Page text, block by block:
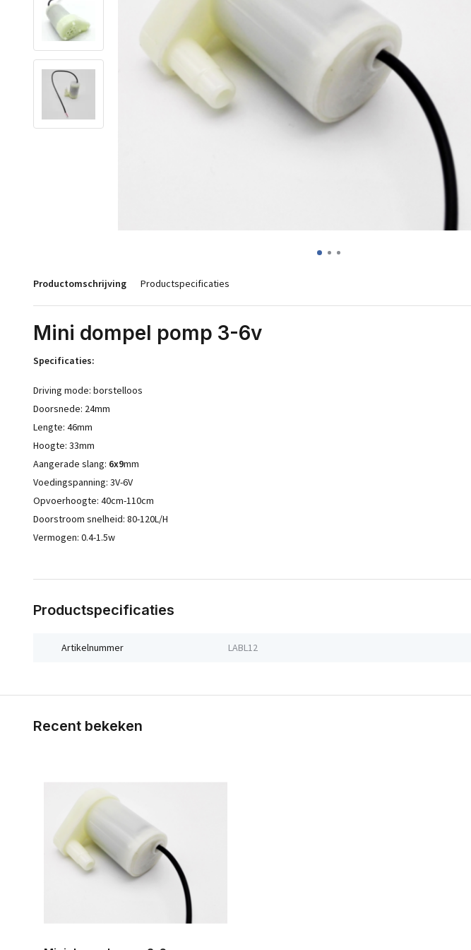
Productomschrijving Productspecificaties
Mini dompel pomp 3-6v
Specificaties:
Driving mode: borstelloos
Doorsnede: 24mm
Lengte: 46mm
Hoogte: 33mm
Aangerade slang: 6x9mm
Voedingspanning: 3V-6V
Opvoerhoogte: 40cm-110cm
Doorstroom snelheid: 80-120L/H
Vermogen: 0.4-1.5w
Productspecificaties
Artikelnummer LABL12
Recent bekeken